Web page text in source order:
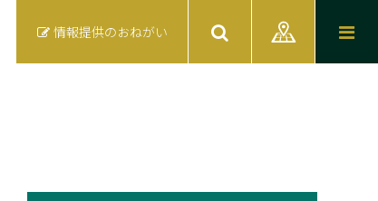
情報提供のおねがい